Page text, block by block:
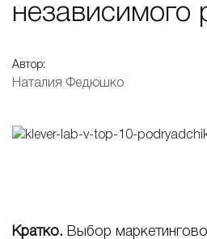
независимого
Автор:
Наталия Федюшко
Кратко. Выбор